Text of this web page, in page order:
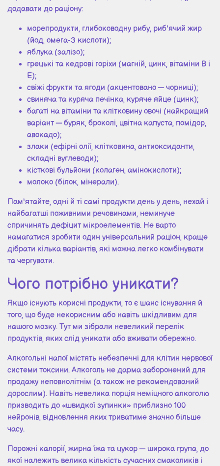
додавати до раціону:
морепродукти, глибоководну рибу, риб'ячий жир
(йод, омега-3 кислоти);
яблука (залізо);
грецькі та кедрові горіхи (магній, цинк, вітаміни В і
Е);
свіжі фрукти та ягоди (акцентовано — чорниці);
свиняча та куряча печінка, куряче яйце (цинк);
багаті на вітаміни та клітковину овочі (найкращий
варіант — буряк, броколі, цвітна капуста, помідор,
авокадо);
злаки (ефірні олії, клітковина, антиоксиданти,
складні вуглеводи);
кісткові бульйони (колаген, амінокислоти);
молоко (білок, мінерали).
Пам'ятайте, одні й ті самі продукти день у день, нехай і
найбагатші поживними речовинами, неминуче
спричинять дефіцит мікроелементів. Не варто
намагатися зробити один універсальний раціон, краще
дібрати кілька варіантів, які можна легко комбінувати
та чергувати.
Чого потрібно уникати?
Якщо існують корисні продукти, то є шанс існування й
того, що буде некорисним або навіть шкідливим для
нашого мозку. Тут ми зібрали невеликий перелік
продуктів, яких слід уникати або вживати обережно.
Алкогольні напої містять небезпечні для клітин нервової
системи токсини. Алкоголь не дарма заборонений для
продажу неповнолітнім (а також не рекомендований
дорослим). Навіть невелика порція неміцного алкоголю
призводить до «швидкої зупинки» приблизно 100
нейронів, відновлення яких триватиме значно більше
часу.
Порожні калорії, жирна їжа та цукор — широка група, до
якої належить велика кількість сучасних смаколиків і